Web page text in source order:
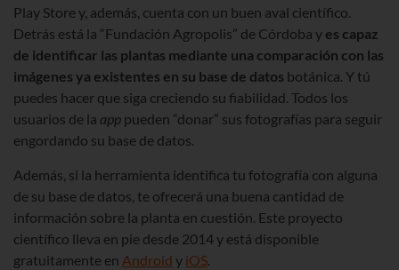
Play Store y, además, cuenta con un buen aval científico.
Detrás está la “Fundación Agropolis” de Córdoba y es capaz
de identificar las plantas mediante una comparación con las
imágenes ya existentes en su base de datos botánica. Y tú
puedes hacer que siga creciendo su fiabilidad. Todos los
usuarios de la app pueden “donar” sus fotografías para seguir
engordando su base de datos.
Además, si la herramienta identifica tu fotografía con alguna
de su base de datos, te ofrecerá una buena cantidad de
información sobre la planta en cuestión. Este proyecto
científico lleva en pie desde 2014 y está disponible
gratuitamente en Android y iOS.